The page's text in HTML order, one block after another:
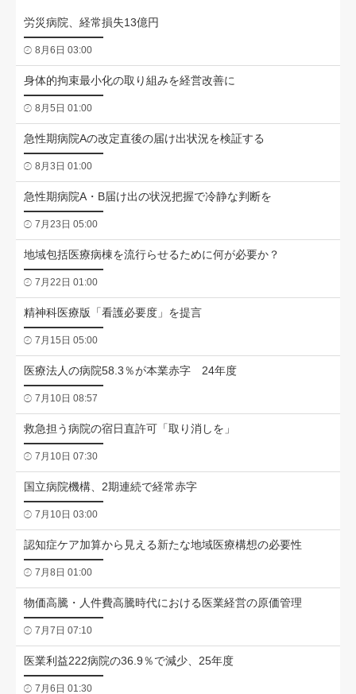
労災病院、経常損失13億円
8月6日 03:00
身体的拘束最小化の取り組みを経営改善に
8月5日 01:00
急性期病院Aの改定直後の届け出状況を検証する
8月3日 01:00
急性期病院A・B届け出の状況把握で冷静な判断を
7月23日 05:00
地域包括医療病棟を流行らせるために何が必要か？
7月22日 01:00
精神科医療版「看護必要度」を提言
7月15日 05:00
医療法人の病院58.3％が本業赤字 24年度
7月10日 08:57
救急担う病院の宿日直許可「取り消しを」
7月10日 07:30
国立病院機構、2期連続で経常赤字
7月10日 03:00
認知症ケア加算から見える新たな地域医療構想の必要性
7月8日 01:00
物価高騰・人件費高騰時代における医業経営の原価管理
7月7日 07:10
医業利益222病院の36.9％で減少、25年度
7月6日 01:30